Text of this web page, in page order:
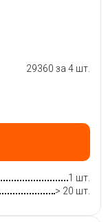
29360 за 4 шт.
1 шт.
> 20 шт.